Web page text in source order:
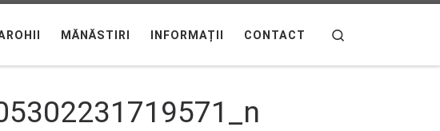
MĂNĂSTIRI INFORMAȚII CONTACT